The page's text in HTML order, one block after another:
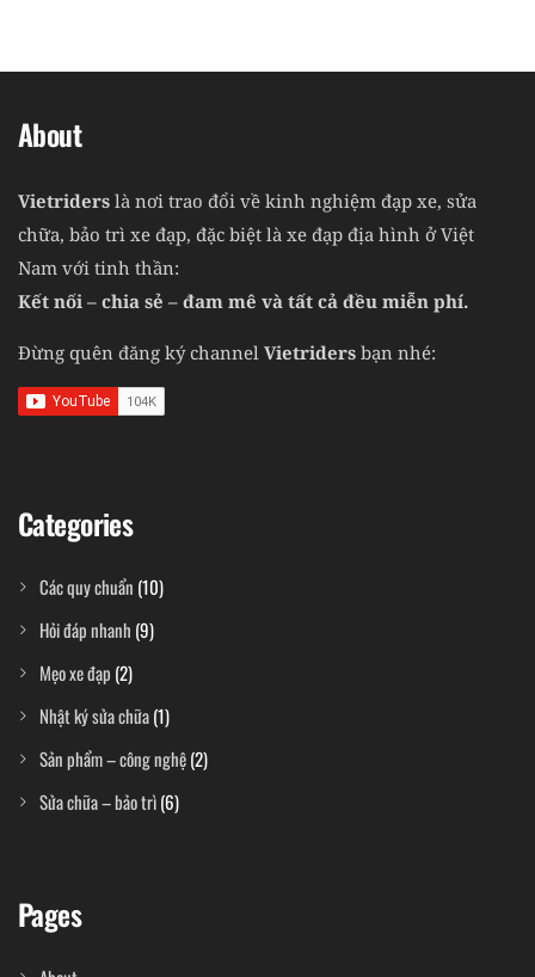
About
Vietriders là nơi trao đổi về kinh nghiệm đạp xe, sửa
chữa, bảo trì xe đạp, đặc biệt là xe đạp địa hình ở Việt
Nam với tinh thần:
Kết nối – chia sẻ – đam mê và tất cả đều miễn phí.
Đừng quên đăng ký channel Vietriders bạn nhé:
Categories
Các quy chuẩn (10)
Hỏi đáp nhanh (9)
Mẹo xe đạp (2)
Nhật ký sửa chữa(1)
Sản phẩm – công nghệ(2)
Sửa chữa – bảo trì(6)
Pages